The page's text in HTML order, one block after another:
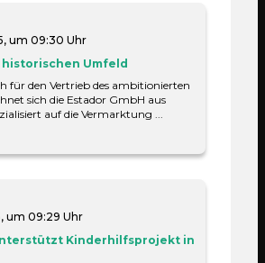
von geschäftlicher Beständigkeit
der Geschäftstätigkeit, Zeitraum
und die Häufigkeit
um 09:30 Uhr
Umfeld
für den Vertrieb des ambitionierten
sich die Estador GmbH aus
auf die Vermarktung ...
um 09:29 Uhr
Kinderhilfsprojekt in